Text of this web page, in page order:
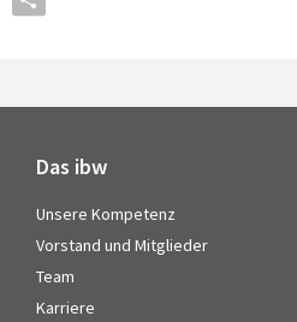
Das ibw
Unsere Kompetenz
Vorstand und Mitglieder
Team
Karriere